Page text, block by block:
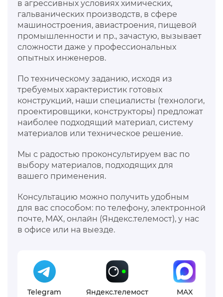
в агрессивных условиях химических,
гальванических производств, в сфере
машиностроения, авиастроения, пищевой
промышленности и пр., зачастую, вызывает
сложности даже у профессиональных
опытных инженеров.
По техническому заданию, исходя из
требуемых характеристик готовых
конструкций, наши специалисты (технологи,
проектировщики, конструкторы) предложат
наиболее подходящий материал, систему
материалов или техническое решение.
Мы с радостью проконсультируем вас по
выбору материалов, подходящих для
вашего применения.
Консультацию можно получить удобным
для вас способом: по телефону, электронной
почте, MAX, онлайн (Яндекс.телемост), у нас
в офисе или на выезде.
Telegram Яндекс.телемост MAX